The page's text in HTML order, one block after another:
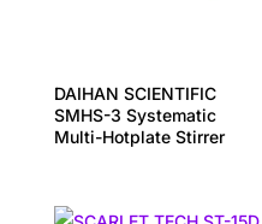
DAIHAN SCIENTIFIC
SMHS-3 Systematic
Multi-Hotplate Stirrer